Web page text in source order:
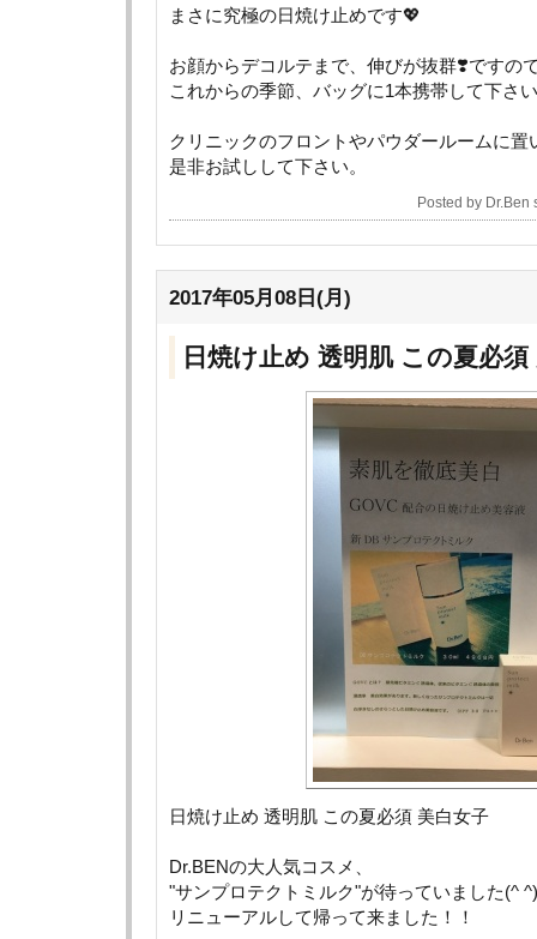
まさに究極の日焼け止めです💖
お顔からデコルテまで、伸びが抜群❣️ですの
これからの季節、バッグに1本携帯して下さ
クリニックのフロントやパウダールームに置
是非お試しして下さい。
Posted by
2017年05月08日(月)
日焼け止め 透明肌 この夏必
日焼け止め 透明肌 この夏必須 美白女子
Dr.BENの大人気コスメ、
"サンプロテクトミルク"が待っていました(^
リニューアルして帰って来ました！！